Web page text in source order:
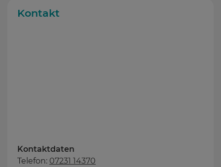
Kontakt
Kontaktdaten
Telefon: 07231 14370